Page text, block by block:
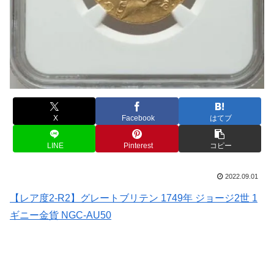
X Facebook はてブ
LINE Pinterest コピー
2022.09.01
【レア度2-R2】グレートブリテン 1749年 ジョージ2世 1
ギニー金貨 NGC-AU50